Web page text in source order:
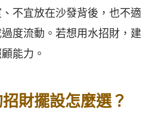
不宜放在沙發背後，也不適
度流動。若想用水招財，建
能力。
財擺設怎麼選？